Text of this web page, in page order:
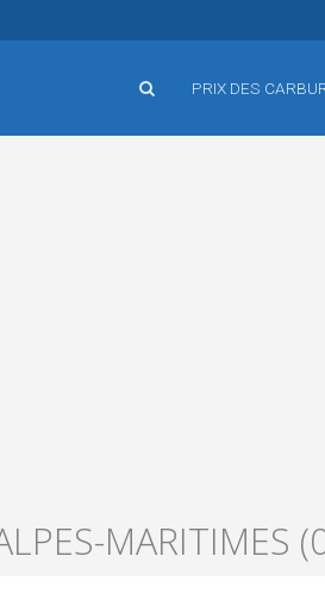
PRIX DES
MARITIMES